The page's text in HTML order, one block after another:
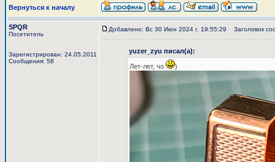
Вернуться к началу
SPQR
Посетитель
Зарегистрирован: 24.05.2011
Сообщения: 58
Добавлено: Вс 30 Июн 2024 г. 19:55:29 Заголовок
yuzer_zyu писал(а):
Лет-лет, чо )